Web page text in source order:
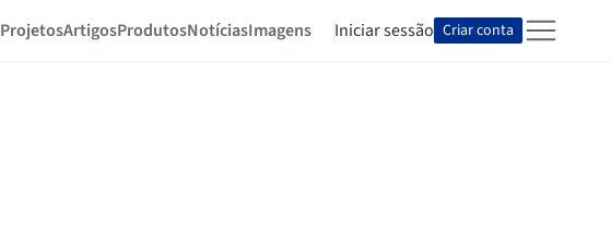
ProjetosArtigosProdutosNotíciasImagens Iniciar sessão Criar conta